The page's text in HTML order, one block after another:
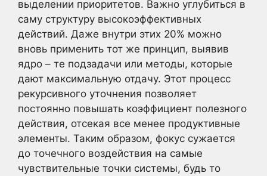
выделении приоритетов. Важно углубиться в
саму структуру высокоэффективных
действий. Даже внутри этих 20% можно
вновь применить тот же принцип, выявив
ядро – те подзадачи или методы, которые
дают максимальную отдачу. Этот процесс
рекурсивного уточнения позволяет
постоянно повышать коэффициент полезного
действия, отсекая все менее продуктивные
элементы. Таким образом, фокус сужается
до точечного воздействия на самые
чувствительные точки системы, будь то